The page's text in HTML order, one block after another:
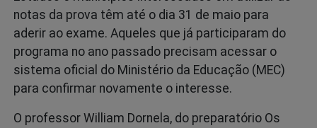
notas da prova têm até o dia 31 de maio para
aderir ao exame. Aqueles que já participaram do
programa no ano passado precisam acessar o
sistema oficial do Ministério da Educação (MEC)
para confirmar novamente o interesse.
O professor William Dornela, do preparatório Os